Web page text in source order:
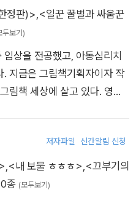
춘다. 시각적으로 마음을 잘
어렵게만 느껴지는 마음은 청
표현했다. 각 장면이 마치 시
로 구성되어, 아이들은 물론
넨다.
지 않는다. 진심 어린 응원은
있는지를 보여주며, 누구나
곁을 지켜준다.
정판)> <일꾼 꿀벌과 싸움꾼
두보기)
상을 전공했고, 아동심리치
지금은 그림책기획자이자 작
림책 세상에 살고 있다. 영유
, 《마음을 담은 병》, 《아름다
참을성 없는 애벌레》, 《심심
겼다.
저자파일 신간알림 신청
<내 보물 ㅎㅎㅎ> <끄부기의
종 (모두보기)